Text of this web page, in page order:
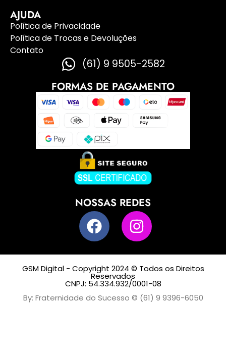
AJUDA
Política de Privacidade
Política de Trocas e Devoluções
Contato
(61) 9 9505-2582
FORMAS DE PAGAMENTO
NOSSAS REDES
GSM Digital - Copyright 2024 © Todos os Direitos
Reservados
CNPJ: 54.334.932/0001-08
By: Fraternidade do Sucesso © (61) 9 9396-6050